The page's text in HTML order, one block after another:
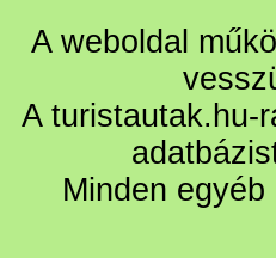
A weboldal
A turistautak.hu-
Minden